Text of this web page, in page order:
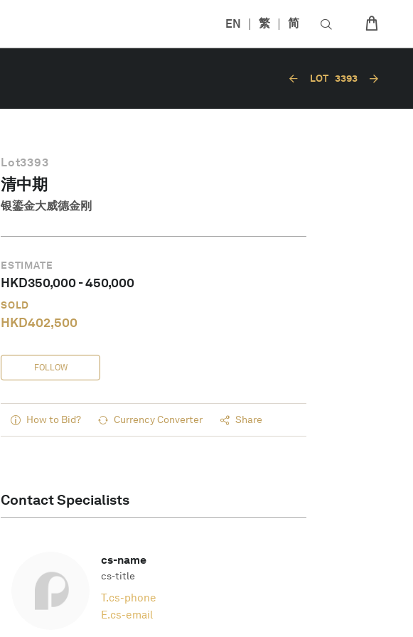
EN 繁 简
LOT 3393
Lot3393
清中期
银鎏金大威德金刚
ESTIMATE
HKD350,000-450,000
SOLD
HKD402,500
FOLLOW
How to Bid? Currency Converter Share
Contact Specialists
cs-name
cs-title
T.cs-phone
E.cs-email